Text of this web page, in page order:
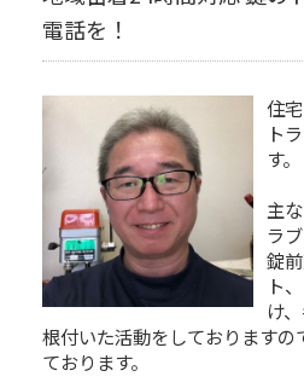
電話を！
住
ト
す。
主
ラ
錠
ト
け
根付いた活動をしておりますの
ております。